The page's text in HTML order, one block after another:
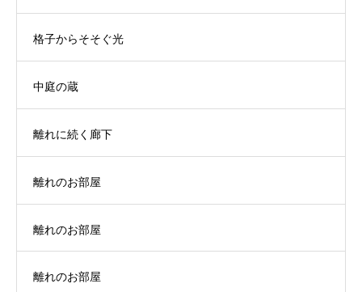
格子からそそぐ光
中庭の蔵
離れに続く廊下
離れのお部屋
離れのお部屋
離れのお部屋